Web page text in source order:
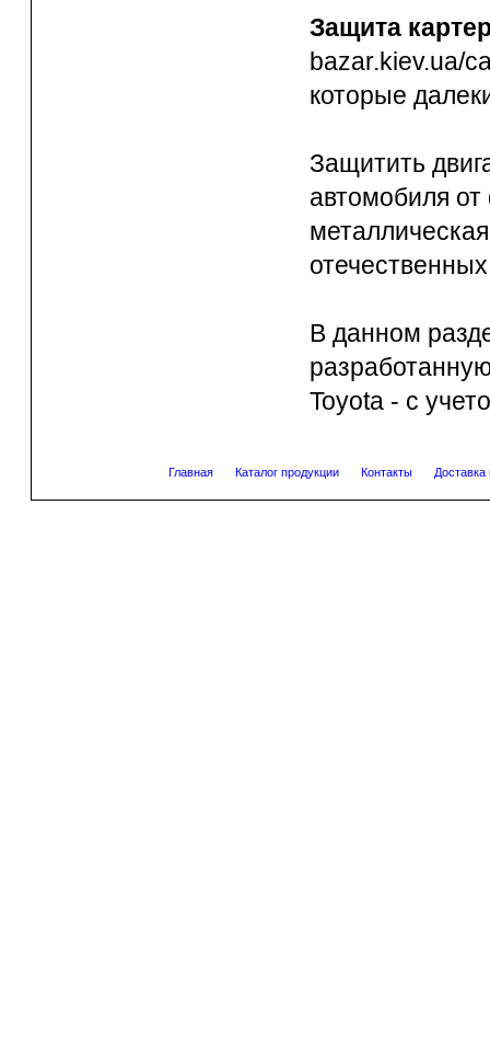
Защита
bazar.kiev.ua/
которые
Защитить
автомобиля
В данном
Toyota - с
Главная Каталог продукции Контакты Доставка